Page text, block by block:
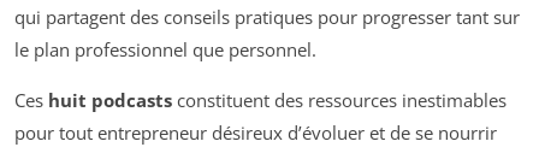
qui partagent des conseils pratiques pour progresser tant sur
le plan professionnel que personnel.
Ces huit podcasts constituent des ressources inestimables
pour tout entrepreneur désireux d’évoluer et de se nourrir